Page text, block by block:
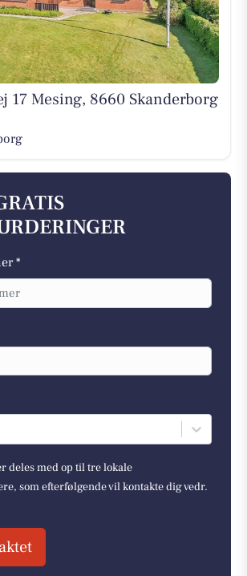
17 Mesing, 8660 Skanderborg
*
deles med op til tre lokale
som efterfølgende vil kontakte dig vedr.